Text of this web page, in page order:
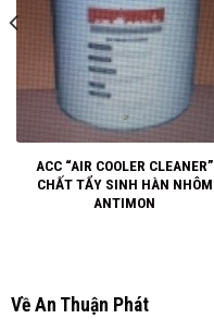
ACC “AIR COOLER CLEANER”
CHẤT TẨY SINH HÀN NHÔM
ANTIMON
Về An Thuận Phát